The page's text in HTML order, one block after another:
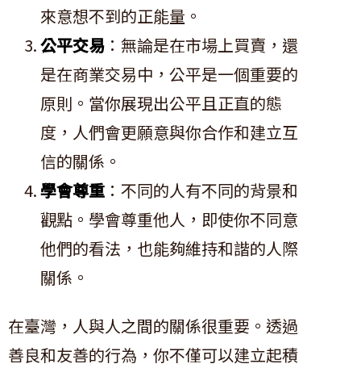
來意想不到的正能量。
公平交易 ：無論是在市場上買賣，還
是在商業交易中，公平是一個重要的
原則。當你展現出公平且正直的態
度，人們會更願意與你合作和建立互
信的關係。
學會尊重 ：不同的人有不同的背景和
觀點。學會尊重他人，即使你不同意
他們的看法，也能夠維持和諧的人際
關係。
在臺灣，人與人之間的關係很重要。透過
善良和友善的行為，你不僅可以建立起積